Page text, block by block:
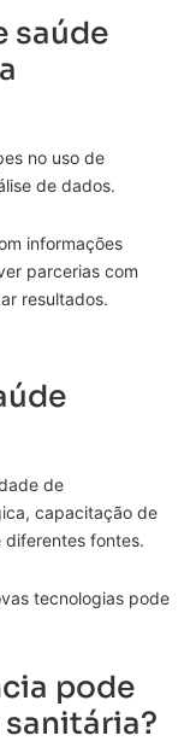
saúde
no uso de
de dados.
informações
parcerias com
resultados.
de
capacitação de
diferentes fontes.
tecnologias pode
pode